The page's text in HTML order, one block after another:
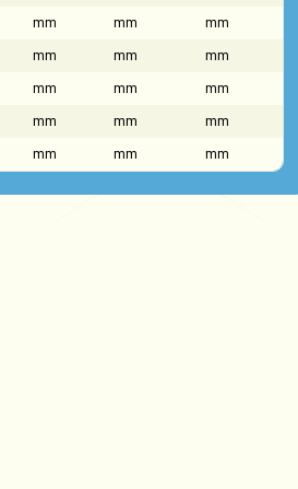
mm mm mm
mm mm mm
mm mm mm
mm mm mm
mm mm mm